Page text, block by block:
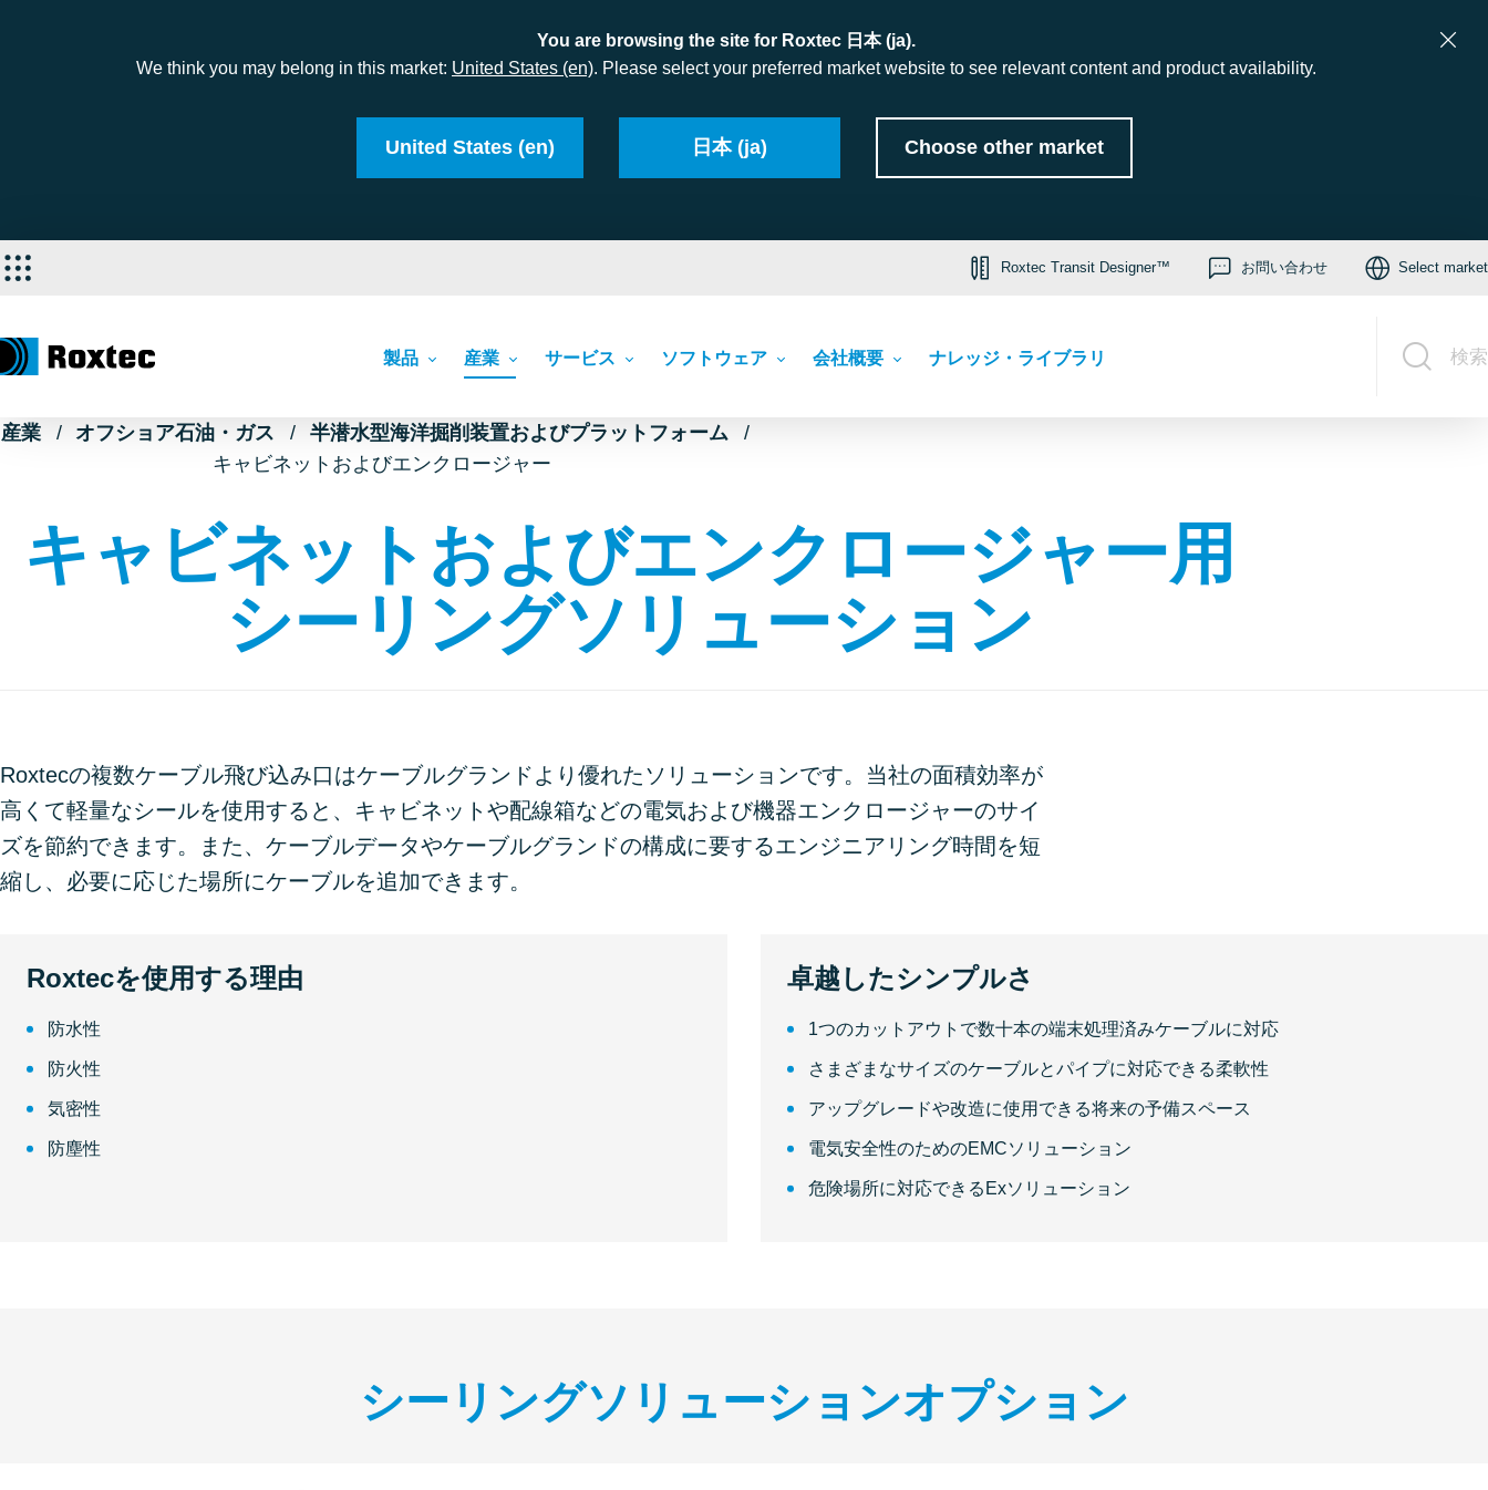
You are browsing the site for Roxtec 日本 (ja).
We think you may belong in this market: United States (en). Please select your preferred market website to see relevant content and product availability.
United States (en) 日本 (ja) Choose other market
Roxtec Transit Designer™ お問い合わせ Select market
製品 産業 サービス ソフトウェア 会社概要 ナレッジ・ライブラリ 検索
産業 オフショア石油・ガス
半潜水型海洋掘削装置およびプラットフォーム
キャビネットおよびエンクロージャー
キャビネットおよびエンクロージャー用
シーリングソリューション
Roxtecの複数ケーブル飛び込み口はケーブルグランドより優れたソリューションです。当社の面積効率が
高くて軽量なシールを使用すると、キャビネットや配線箱などの電気および機器エンクロージャーのサイ
ズを節約できます。また、ケーブルデータやケーブルグランドの構成に要するエンジニアリング時間を短
縮し、必要に応じた場所にケーブルを追加できます。
Roxtecを使用する理由
防水性
防火性
気密性
防塵性
卓越したシンプルさ
1つのカットアウトで数十本の端末処理済みケーブルに対応
さまざまなサイズのケーブルとパイプに対応できる柔軟性
アップグレードや改造に使用できる将来の予備スペース
電気安全性のためのEMCソリューション
危険場所に対応できるExソリューション
シーリングソリューションオプション